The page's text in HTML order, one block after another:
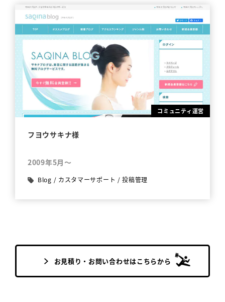
コミュニティ運営
フヨウサキナ様
2009年5月～
Blog / カスタマーサポート /投稿管理
お見積り・お問い合わせはこちらから